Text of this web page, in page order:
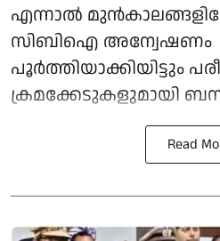
എന്നാല്‍
സിബിഐ അന്വേഷണം
പൂര്‍ത്തിയാക്കിയിട്ടും
ക്രമക്കേടുകളുമായി
Read